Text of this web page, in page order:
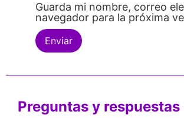
Guarda mi nombre, correo
navegador para la próxima
Preguntas y respuestas